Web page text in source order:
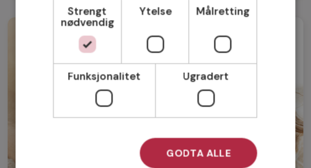
Strengt
nødvendig
Ytelse Målretting
Funksjonalitet Ugradert
GODTA ALLE